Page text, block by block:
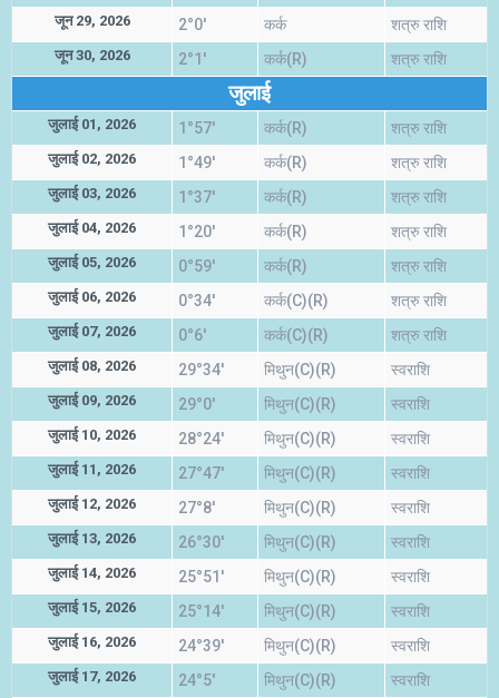
जून 29, 2026 2°0' कर्क शत्रु राशि
जून 30, 2026 2°1' कर्क(R) शत्रु राशि
जुलाई
जुलाई 01, 2026 1°57' कर्क(R) शत्रु राशि
जुलाई 02, 2026 1°49' कर्क(R) शत्रु राशि
जुलाई 03, 2026 1°37' कर्क(R) शत्रु राशि
जुलाई 04, 2026 1°20' कर्क(R) शत्रु राशि
जुलाई 05, 2026 0°59' कर्क(R) शत्रु राशि
जुलाई 06, 2026 0°34' कर्क(C)(R) शत्रु राशि
जुलाई 07, 2026 0°6' कर्क(C)(R) शत्रु राशि
जुलाई 08, 2026 29°34' मिथुन(C)(R) स्वराशि
जुलाई 09, 2026 29°0' मिथुन(C)(R) स्वराशि
जुलाई 10, 2026 28°24' मिथुन(C)(R) स्वराशि
जुलाई 11, 2026 27°47' मिथुन(C)(R) स्वराशि
जुलाई 12, 2026 27°8' मिथुन(C)(R) स्वराशि
जुलाई 13, 2026 26°30' मिथुन(C)(R) स्वराशि
जुलाई 14, 2026 25°51' मिथुन(C)(R) स्वराशि
जुलाई 15, 2026 25°14' मिथुन(C)(R) स्वराशि
जुलाई 16, 2026 24°39' मिथुन(C)(R) स्वराशि
जुलाई 17, 2026 24°5' मिथुन(C)(R) स्वराशि